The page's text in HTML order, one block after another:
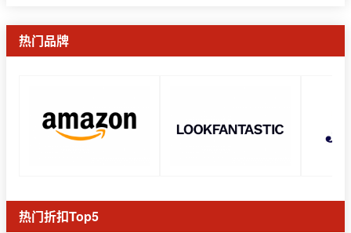
热门品牌
热门折扣Top5